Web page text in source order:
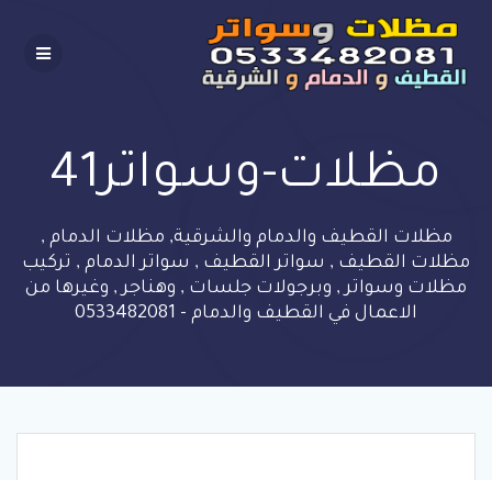
to
content
مظلات-وسواتر41
مظلات القطيف والدمام والشرقية, مظلات الدمام ,
مظلات القطيف , سواتر القطيف , سواتر الدمام , تركيب
مظلات وسواتر , وبرجولات جلسات , وهناجر , وغيرها من
الاعمال في القطيف والدمام - 0533482081